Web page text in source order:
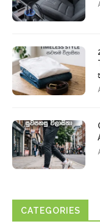
CATEGORIES